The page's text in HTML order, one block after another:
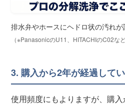
排水弁やホースにヘドロ状の汚れが
（※PanasonicのU11、HITACHIのC02など
3. 購入から2年が経過して
使用頻度にもよりますが、購